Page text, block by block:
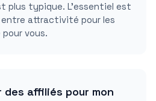
plus typique. L'essentiel est
attractivité pour les
vous.
des affiliés pour mon